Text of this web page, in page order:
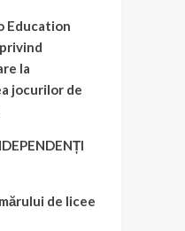
Education
la
jocurilor de
de licee